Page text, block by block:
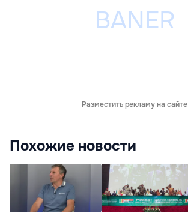
Разместить рекламу на сайте
Похожие новости